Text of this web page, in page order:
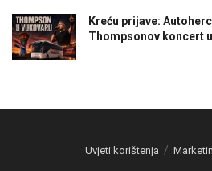
Kreću prijave:
Thompsonov koncert
Uvjeti korištenja